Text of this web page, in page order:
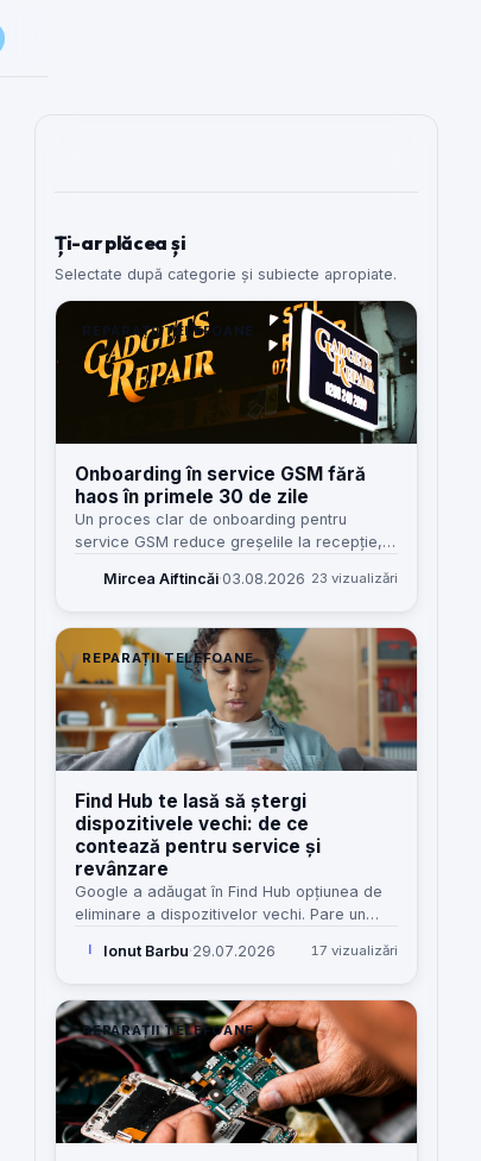
Ți-ar plăcea și
Selectate după categorie și subiecte apropiate.
REPARAȚII TELEFOANE
Onboarding în service GSM fără
haos în primele 30 de zile
Un proces clar de onboarding pentru
service GSM reduce greșelile la recepție,
care știe tot”. Iată cum îl construiesc eu,
Mircea Aiftincăi·03.08.2026 23 vizualizări
REPARAȚII TELEFOANE
Find Hub te lasă să ștergi
dispozitivele vechi: de ce
contează pentru service și
revânzare
Google a adăugat în Find Hub opțiunea de
eliminare a dispozitivelor vechi. Pare un
și clienți înseamnă mai puțină confuzie și
I Ionut Barbu·29.07.2026 17 vizualizări
REPARAȚII TELEFOANE